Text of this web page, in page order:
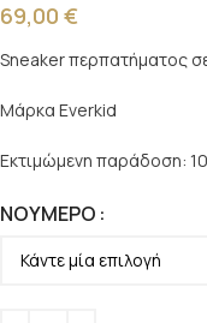
69,00 €
Sneaker περπατήματος
Μάρκα Everkid
Εκτιμώμενη παράδοση:
ΝΟΎΜΕΡΟ